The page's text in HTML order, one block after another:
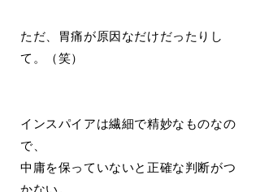
ただ、胃痛が原因なだけだったりし
て。（笑）
インスパイアは繊細で精妙なものなの
で、
中庸を保っていないと正確な判断がつ
かない。